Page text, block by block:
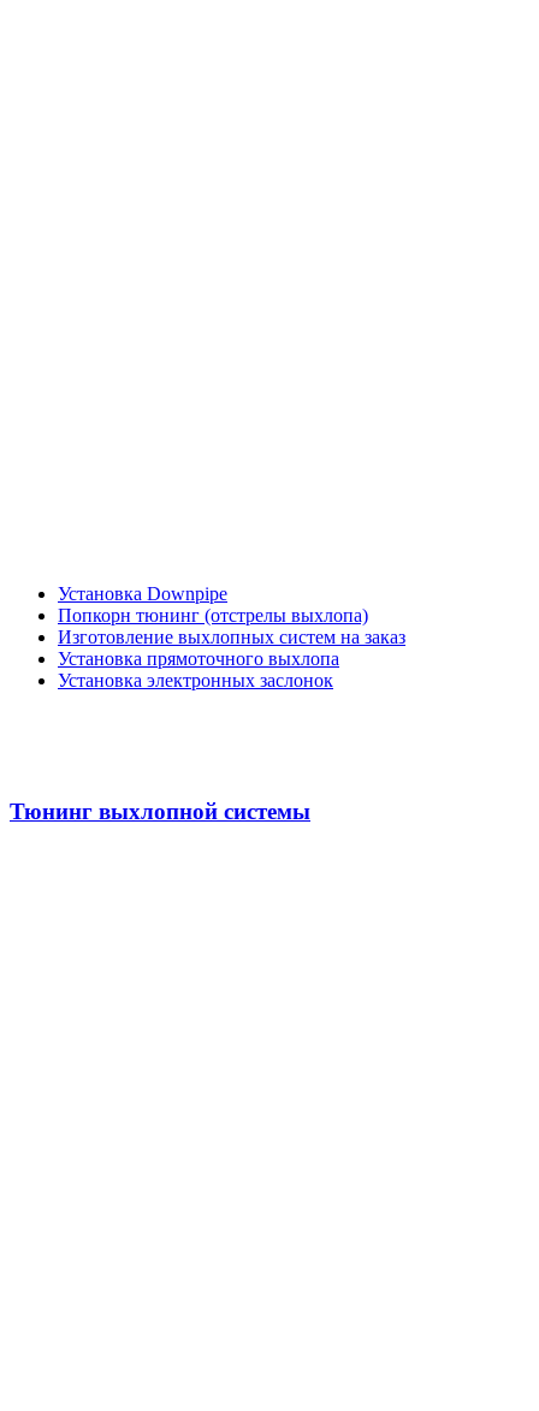
Установка Downpipe
Попкорн тюнинг (отстрелы выхлопа)
Изготовление выхлопных систем на заказ
Установка прямоточного выхлопа
Установка электронных заслонок
Тюнинг выхлопной системы